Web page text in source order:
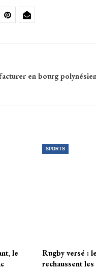
en bourg
le
SPORTS
Rugby versé :
rechaussent